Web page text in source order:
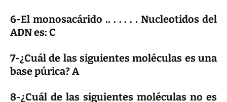
6-El monosacárido .. . . . . . Nucleotidos del
ADN es: C
7-¿Cuál de las siguientes moléculas es una
base púrica? A
8-¿Cuál de las siguientes moléculas no es